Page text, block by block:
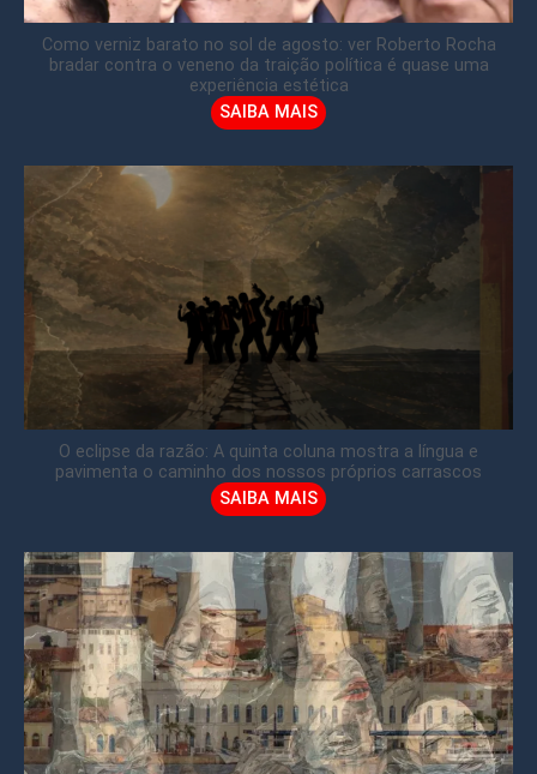
Como verniz barato no sol de agosto: ver Roberto Rocha
bradar contra o veneno da traição política é quase uma
experiência estética
SAIBA MAIS
O eclipse da razão: A quinta coluna mostra a língua e
pavimenta o caminho dos nossos próprios carrascos
SAIBA MAIS